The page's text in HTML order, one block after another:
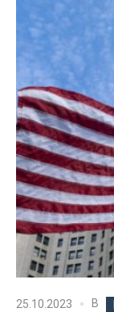
25.10.2023 В